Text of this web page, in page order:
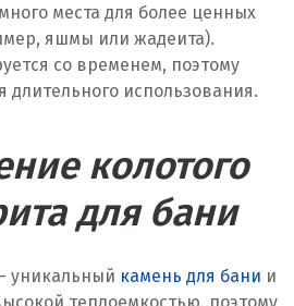
места для более ценных
яшмы или жадеита).
со временем, поэтому
длительного использования.
колотого
для бани
уникальный камень для бани и